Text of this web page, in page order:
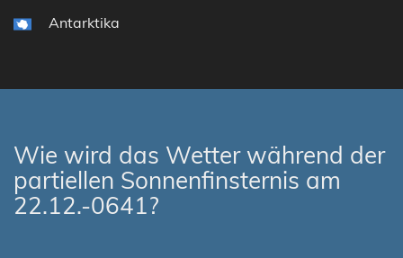
Antarktika
Wie wird das Wetter während der
partiellen Sonnenfinsternis am
22.12.-0641?